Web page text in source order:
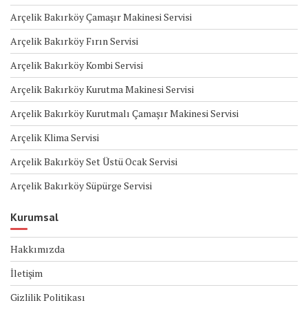
Arçelik Bakırköy Çamaşır Makinesi Servisi
Arçelik Bakırköy Fırın Servisi
Arçelik Bakırköy Kombi Servisi
Arçelik Bakırköy Kurutma Makinesi Servisi
Arçelik Bakırköy Kurutmalı Çamaşır Makinesi Servisi
Arçelik Klima Servisi
Arçelik Bakırköy Set Üstü Ocak Servisi
Arçelik Bakırköy Süpürge Servisi
Kurumsal
Hakkımızda
İletişim
Gizlilik Politikası